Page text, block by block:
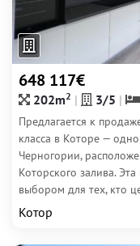
648 117€
202m2 3/5
Предлагается к
класса в Которе —
Черногории,
Которского залива.
выбором для тех, кто
Котор